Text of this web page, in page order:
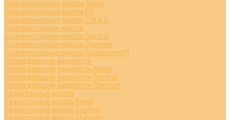
Гидравлические масла Aimol
Гидравлические масла BP
Гидравлические масла C.N.R.G
Компрессорные масла
Компрессорные масла Castrol
Компрессорные масла Chevron
Компрессорные масла Gazpromneft
Охлаждающие жидкости
Охлаждающие жидкости Aimol
Охлаждающие жидкости Castrol
Охлаждающие жидкости Chevron
Редукторные масла
Редукторные масла Aimol
Редукторные масла Castrol
Редукторные масла Chevron